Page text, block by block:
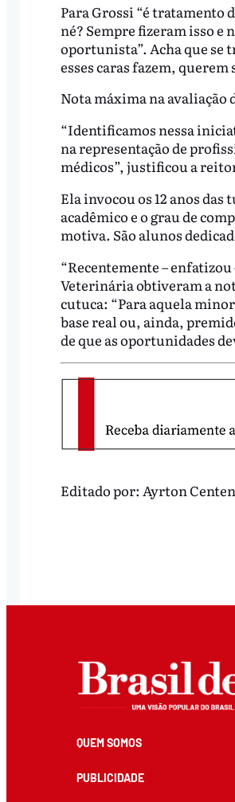
Para Grossi “é tratamento
né? Sempre fizeram isso e
oportunista”. Acha que se
esses caras fazem,
Nota máxima na avaliação
“Identificamos nessa
na representação de
médicos”, justificou a
Ela invocou os 12 anos
acadêmico e o grau de
motiva. São alunos
“Recentemente –
Veterinária obtiveram a
cutuca: “Para aquela
base real ou, ainda,
de que as oportunidades
Editado por: Ayrton
QUEM SOMOS
PUBLICIDADE